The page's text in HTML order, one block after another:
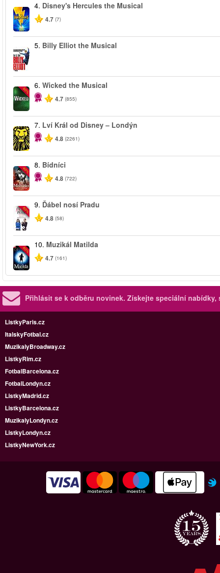
4. Disney's Hercules the Musical
4.7 (7)
5. Billy Elliot the Musical
-50%
6. Wicked the Musical
4.7 (855)
7. Lví Král od Disney – Londýn
4.8 (2261)
-40%
8. Bídníci
4.8 (722)
-50%
9. Ďábel nosí Pradu
4.8 (58)
-50%
10. Muzikál Matilda
4.7 (161)
Přihlásit se k odběru novinek. Získejte speciální nabídky,
ListkyParis.cz
ItalskyFotbal.cz
MuzikalyBroadway.cz
ListkyRim.cz
FotbalBarcelona.cz
FotbalLondyn.cz
ListkyMadrid.cz
ListkyBarcelona.cz
MuzikalyLondyn.cz
ListkyLondyn.cz
ListkyNewYork.cz